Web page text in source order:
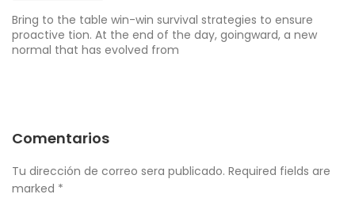
Bring to the table win-win survival strategies to ensure
proactive tion. At the end of the day, goingward, a new
normal that has evolved from
Comentarios
Tu dirección de correo sera publicado. Required fields are
marked *